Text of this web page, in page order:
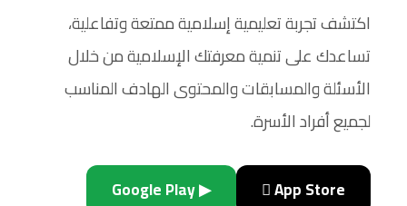
اكتشف تجربة تعليمية إسلامية ممتعة وتفاعلية،
تساعدك على تنمية معرفتك الإسلامية من خلال
الأسئلة والمسابقات والمحتوى الهادف المناسب
لجميع أفراد الأسرة.
 App Store
▶ Google Play